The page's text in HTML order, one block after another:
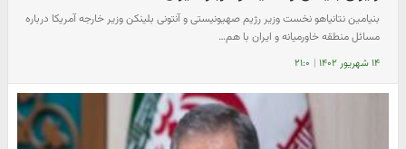
بنیامین نتانیاهو نخست وزیر رژیم صهیونیستی و آنتونی بلینکن وزیر خارجه آمریکا درباره
مسائل منطقه خاورمیانه و ایران با هم…
۱۴ شهریور ۱۴۰۲ | ۲۱:۰